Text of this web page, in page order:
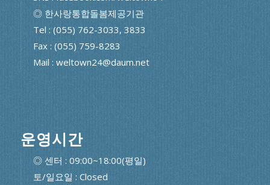
◎ 한사랑통합돌봄제공기관
Tel : (055) 762-3033, 3833
Fax : (055) 759-8283
Mail : weltown24@daum.net
운영시간
◎ 센터 : 09:00~18:00(평일)
토/일요일 : Closed